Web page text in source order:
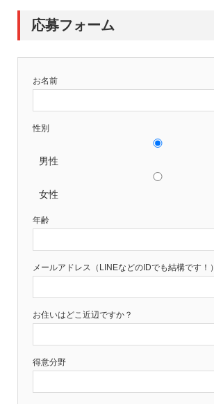
応募フォーム
お名前
性別
男性
女性
年齢
メールアドレス（LINEなどのIDでも結構です！）
お住いはどこ近辺ですか？
得意分野